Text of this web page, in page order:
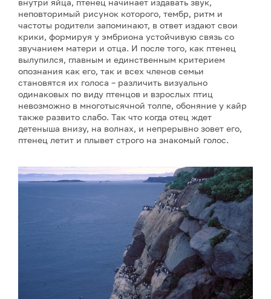
неповторимый рисунок которого, тембр, ритм и
частоты родители запоминают, в ответ издают свои
крики, формируя у эмбриона устойчивую связь со
звучанием матери и отца. И после того, как птенец
вылупился, главным и единственным критерием
опознания как его, так и всех членов семьи
становятся их голоса – различить визуально
одинаковых по виду птенцов и взрослых птиц
невозможно в многотысячной толпе, обоняние у кайр
также развито слабо. Так что когда отец ждет
детеныша внизу, на волнах, и непрерывно зовет его,
птенец летит и плывет строго на знакомый голос.